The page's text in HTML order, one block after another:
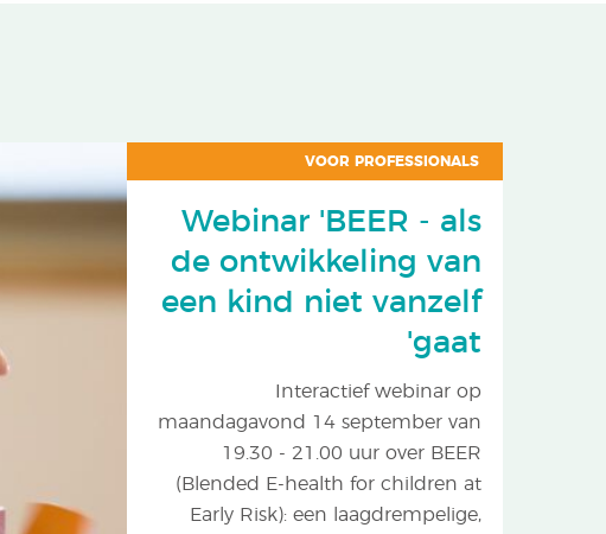
VOOR PROFESSIONALS
Webinar 'BEER - als
de ontwikkeling van
een kind niet vanzelf
gaat'
Interactief webinar op
maandagavond 14 september van
19.30 - 21.00 uur over BEER
(Blended E-health for children at
Early Risk): een laagdrempelige,